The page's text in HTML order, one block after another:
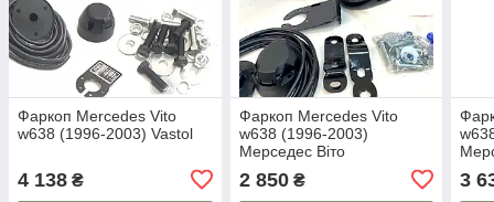
Фаркоп Mercedes Vito
w638 (1996-2003) Vastol
4 138 ₴
Фаркоп Mercedes Vito
w638 (1996-2003)
Мерседес Віто
2 850₴ 3